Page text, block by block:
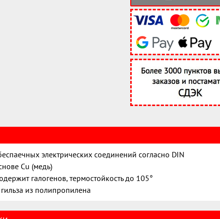
электрических соединений согласно DIN
Cu (медь)
галогенов, термостойкость до 105°
из полипропилена